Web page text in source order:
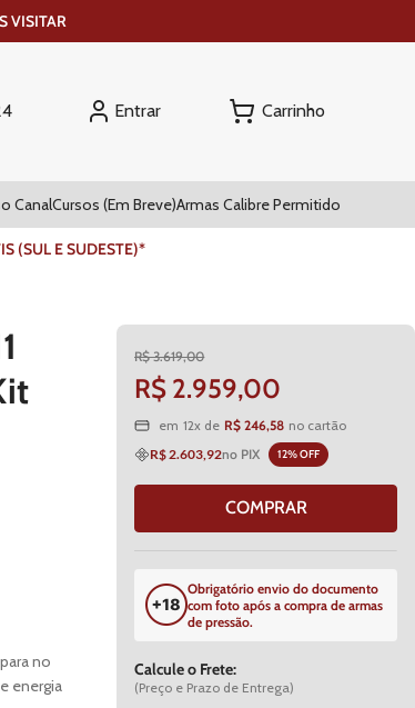
VISITAR
Entrar
CanalCursos (Em Breve)Armas Calibre Permitido
(SUL E SUDESTE)*
no
energia
R$ 3.619,00
R$ 2.959,00
em 12x de R$ 246,58 no cartão
R$ 2.603,92no PIX 12% OFF
COMPRAR
Obrigatório envio do documento
com foto após a compra de armas
de pressão.
Calcule o Frete:
(Preço e Prazo de Entrega)